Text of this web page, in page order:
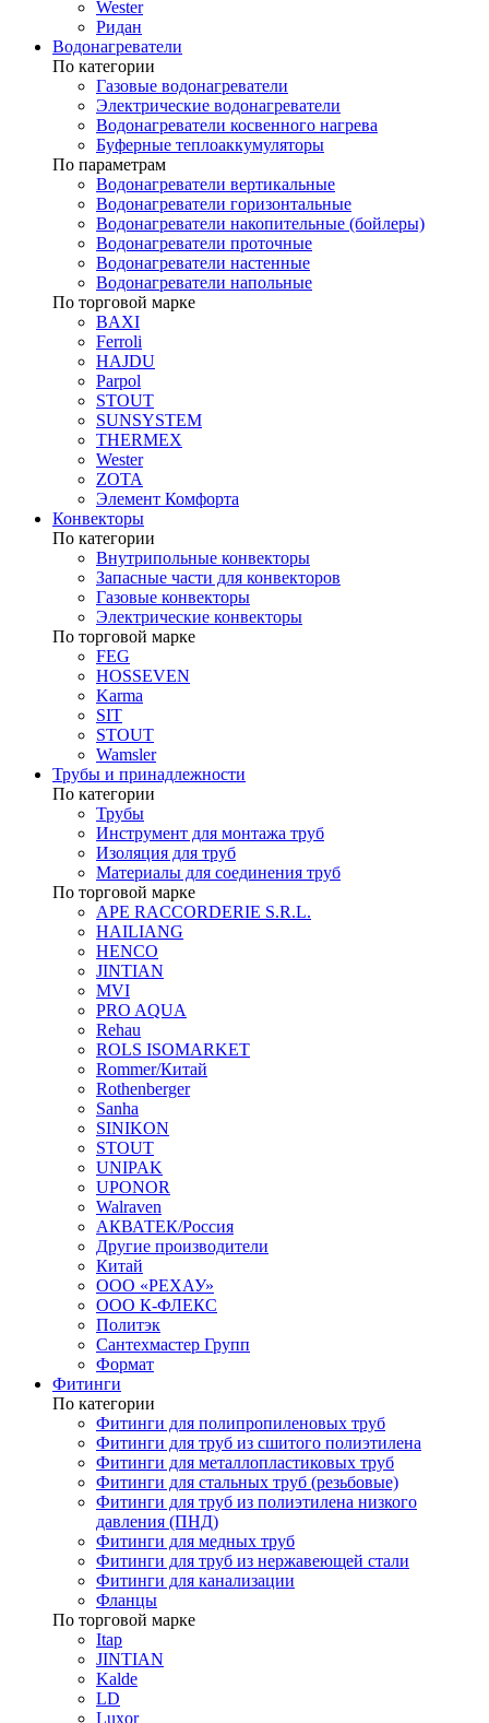
Wester
Ридан
Водонагреватели
По категории
Газовые водонагреватели
Электрические водонагреватели
Водонагреватели косвенного нагрева
Буферные теплоаккумуляторы
По параметрам
Водонагреватели вертикальные
Водонагреватели горизонтальные
Водонагреватели накопительные (бойлеры)
Водонагреватели проточные
Водонагреватели настенные
Водонагреватели напольные
По торговой марке
BAXI
Ferroli
HAJDU
Parpol
STOUT
SUNSYSTEM
THERMEX
Wester
ZOTA
Элемент Комфорта
Конвекторы
По категории
Внутрипольные конвекторы
Запасные части для конвекторов
Газовые конвекторы
Электрические конвекторы
По торговой марке
FEG
HOSSEVEN
Karma
SIT
STOUT
Wamsler
Трубы и принадлежности
По категории
Трубы
Инструмент для монтажа труб
Изоляция для труб
Материалы для соединения труб
По торговой марке
APE RACCORDERIE S.R.L.
HAILIANG
HENCO
JINTIAN
MVI
PRO AQUA
Rehau
ROLS ISOMARKET
Rommer/Китай
Rothenberger
Sanha
SINIKON
STOUT
UNIPAK
UPONOR
Walraven
АКВАТЕК/Россия
Другие производители
Китай
ООО «РЕХАУ»
ООО К-ФЛЕКС
Политэк
Сантехмастер Групп
Формат
Фитинги
По категории
Фитинги для полипропиленовых труб
Фитинги для труб из сшитого полиэтилена
Фитинги для металлопластиковых труб
Фитинги для стальных труб (резьбовые)
Фитинги для труб из полиэтилена низкого
давления (ПНД)
Фитинги для медных труб
Фитинги для труб из нержавеющей стали
Фитинги для канализации
Фланцы
По торговой марке
Itap
JINTIAN
Kalde
LD
Luxor